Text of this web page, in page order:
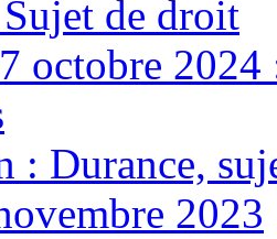
de droit
octobre 2024
: Durance,
2023